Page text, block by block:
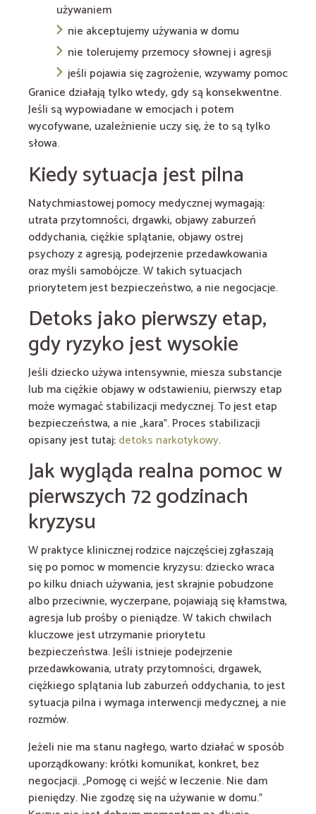
używaniem
nie akceptujemy używania w domu
nie tolerujemy przemocy słownej i agresji
jeśli pojawia się zagrożenie, wzywamy pomoc
Granice działają tylko wtedy, gdy są konsekwentne.
Jeśli są wypowiadane w emocjach i potem
wycofywane, uzależnienie uczy się, że to są tylko
słowa.
Kiedy sytuacja jest pilna
Natychmiastowej pomocy medycznej wymagają:
utrata przytomności, drgawki, objawy zaburzeń
oddychania, ciężkie splątanie, objawy ostrej
psychozy z agresją, podejrzenie przedawkowania
oraz myśli samobójcze. W takich sytuacjach
priorytetem jest bezpieczeństwo, a nie negocjacje.
Detoks jako pierwszy etap,
gdy ryzyko jest wysokie
Jeśli dziecko używa intensywnie, miesza substancje
lub ma ciężkie objawy w odstawieniu, pierwszy etap
może wymagać stabilizacji medycznej. To jest etap
bezpieczeństwa, a nie „kara”. Proces stabilizacji
opisany jest tutaj:detoks narkotykowy.
Jak wygląda realna pomoc w
pierwszych 72 godzinach
kryzysu
W praktyce klinicznej rodzice najczęściej zgłaszają
się po pomoc w momencie kryzysu: dziecko wraca
po kilku dniach używania, jest skrajnie pobudzone
albo przeciwnie, wyczerpane, pojawiają się kłamstwa,
agresja lub prośby o pieniądze. W takich chwilach
kluczowe jest utrzymanie priorytetu
bezpieczeństwa. Jeśli istnieje podejrzenie
przedawkowania, utraty przytomności, drgawek,
ciężkiego splątania lub zaburzeń oddychania, to jest
sytuacja pilna i wymaga interwencji medycznej, a nie
rozmów.
Jeżeli nie ma stanu nagłego, warto działać w sposób
uporządkowany: krótki komunikat, konkret, bez
negocjacji. „Pomogę ci wejść w leczenie. Nie dam
pieniędzy. Nie zgodzę się na używanie w domu.”